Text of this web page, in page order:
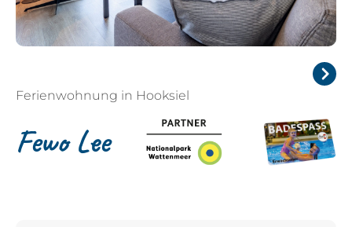
Ferienwohnung in Hooksiel
Fewo Lee